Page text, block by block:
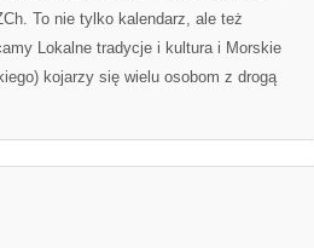
To nie tylko kalendarz, ale też
Lokalne tradycje i kultura i Morskie
kojarzy się wielu osobom z drogą